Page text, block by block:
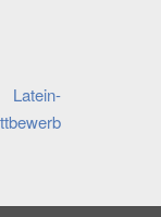
Latein-